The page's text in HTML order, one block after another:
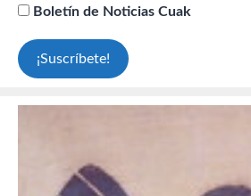
Boletín de Noticias Cuak